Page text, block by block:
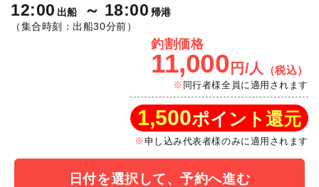
12:00 出船 18:00 帰港
（集合時刻：出船30分前）
釣割価格
11,000 円/人 （税込）
同行者様全員に適用されます
1,500ポイント還元
申し込み代表者様のみに適用されます
日付を選択して、予約へ進む